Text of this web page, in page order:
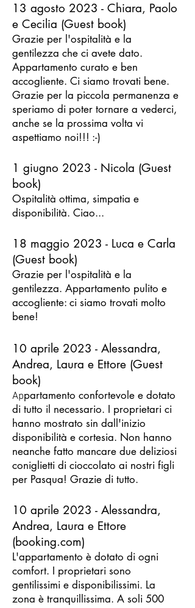
13 agosto 2023 - Chiara, Paolo
e Cecilia (Guest book)
Grazie per l'ospitalità e la
gentilezza che ci avete dato.
Appartamento curato e ben
accogliente. Ci siamo trovati bene.
Grazie per la piccola permanenza e
speriamo di poter tornare a vederci,
anche se la prossima volta vi
aspettiamo noi!!! :-)
1 giugno 2023 - Nicola (Guest
book)
Ospitalità ottima, simpatia e
disponibilità. Ciao...
18 maggio 2023 - Luca e Carla
(Guest book)
Grazie per l'ospitalità e la
gentilezza. Appartamento pulito e
accogliente: ci siamo trovati molto
bene!
10 aprile 2023 - Alessandra,
Andrea, Laura e Ettore (Guest
book)
Appartamento confortevole e dotato
di tutto il necessario. I proprietari ci
hanno mostrato sin dall'inizio
disponibilità e cortesia. Non hanno
neanche fatto mancare due deliziosi
coniglietti di cioccolato ai nostri figli
per Pasqua! Grazie di tutto.
10 aprile 2023 - Alessandra,
Andrea, Laura e Ettore
(booking.com)
L'appartamento è dotato di ogni
comfort. I proprietari sono
gentilissimi e disponibilissimi. La
zona è tranquillissima. A soli 500